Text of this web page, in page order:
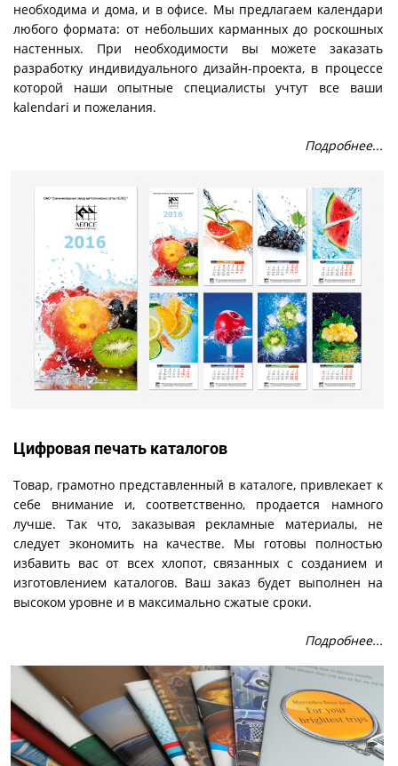
необходима и дома, и в офисе. Мы предлагаем календари
любого формата: от небольших карманных до роскошных
настенных. При необходимости вы можете заказать
разработку индивидуального дизайн-проекта, в процессе
которой наши опытные специалисты учтут все ваши
kalendari и пожелания.
Подробнее...
Цифровая печать каталогов
Товар, грамотно представленный в каталоге, привлекает к
себе внимание и, соответственно, продается намного
лучше. Так что, заказывая рекламные материалы, не
следует экономить на качестве. Мы готовы полностью
избавить вас от всех хлопот, связанных с созданием и
изготовлением каталогов. Ваш заказ будет выполнен на
высоком уровне и в максимально сжатые сроки.
Подробнее...